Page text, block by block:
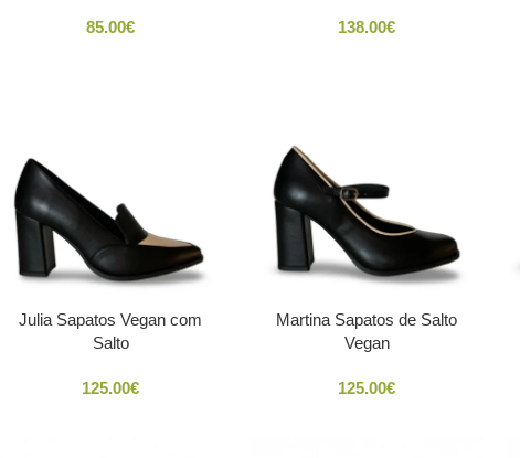
85.00€ 138.00€
Julia Sapatos Vegan com
Salto
125.00€
Martina Sapatos de Salto
Vegan
125.00€